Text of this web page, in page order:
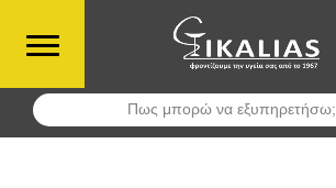
Πως μπορώ να εξυπηρετήσω;
Αναζήτηση